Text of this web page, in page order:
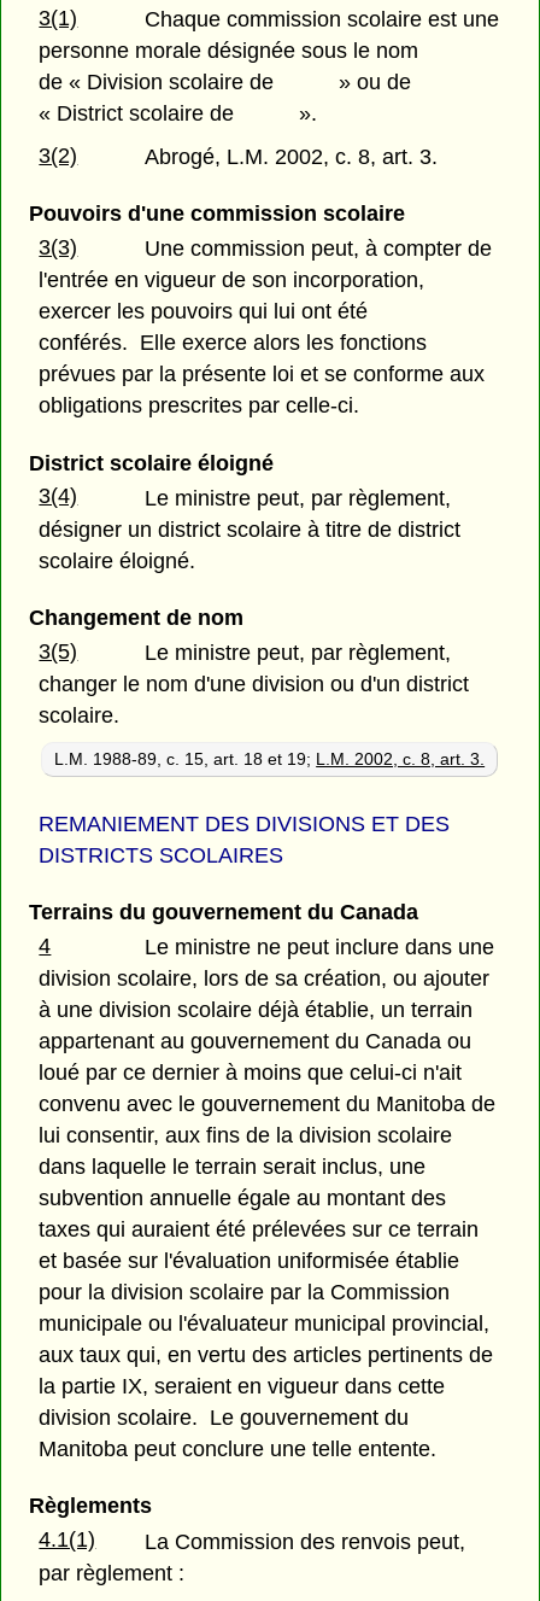
3(1)
Chaque commission scolaire est une
personne morale désignée sous le nom
de « Division scolaire de » ou de
« District scolaire de ».
3(2)
Abrogé, L.M. 2002, c. 8, art. 3.
Pouvoirs d'une commission scolaire
3(3)
Une commission peut, à compter de
l'entrée en vigueur de son incorporation,
exercer les pouvoirs qui lui ont été
conférés. Elle exerce alors les fonctions
prévues par la présente loi et se conforme aux
obligations prescrites par celle-ci.
District scolaire éloigné
3(4)
Le ministre peut, par règlement,
désigner un district scolaire à titre de district
scolaire éloigné.
Changement de nom
3(5)
Le ministre peut, par règlement,
changer le nom d'une division ou d'un district
scolaire.
L.M. 1988-89, c. 15, art. 18 et 19; L.M. 2002, c. 8, art. 3.
REMANIEMENT DES DIVISIONS ET DES
DISTRICTS SCOLAIRES
Terrains du gouvernement du Canada
4
Le ministre ne peut inclure dans une
division scolaire, lors de sa création, ou ajouter
à une division scolaire déjà établie, un terrain
appartenant au gouvernement du Canada ou
loué par ce dernier à moins que celui-ci n'ait
convenu avec le gouvernement du Manitoba de
lui consentir, aux fins de la division scolaire
dans laquelle le terrain serait inclus, une
subvention annuelle égale au montant des
taxes qui auraient été prélevées sur ce terrain
et basée sur l'évaluation uniformisée établie
pour la division scolaire par la Commission
municipale ou l'évaluateur municipal provincial,
aux taux qui, en vertu des articles pertinents de
la partie IX, seraient en vigueur dans cette
division scolaire. Le gouvernement du
Manitoba peut conclure une telle entente.
Règlements
4.1(1)
La Commission des renvois peut,
par règlement :